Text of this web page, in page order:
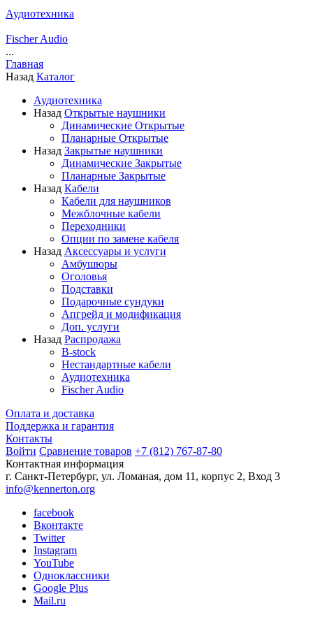
Аудиотехника
Fischer Audio
...
Главная
Назад Каталог
Аудиотехника
Назад Открытые наушники
Динамические Открытые
Планарные Открытые
Назад Закрытые наушники
Динамические Закрытые
Планарные Закрытые
Назад Кабели
Кабели для наушников
Межблочные кабели
Переходники
Опции по замене кабеля
Назад Аксессуары и услуги
Амбушюры
Оголовья
Подставки
Подарочные сундуки
Апгрейд и модификация
Доп. услуги
Назад Распродажа
B-stock
Нестандартные кабели
Аудиотехника
Fischer Audio
Оплата и доставка
Поддержка и гарантия
Контакты
Войти Сравнение товаров +7 (812) 767-87-80
Контактная информация
г. Санкт-Петербург, ул. Ломаная, дом 11, корпус 2, Вход 3
info@kennerton.org
facebook
Вконтакте
Twitter
Instagram
YouTube
Одноклассники
Google Plus
Mail.ru